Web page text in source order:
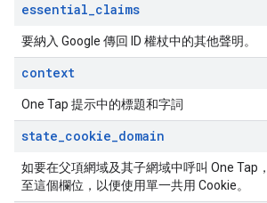
essential_claims
要納入 Google 傳回 ID 權杖中的其他聲明。
context
One Tap 提示中的標題和字詞
state_cookie_domain
如要在父項網域及其子網域中呼叫 One Tap
至這個欄位，以便使用單一共用 Cookie。